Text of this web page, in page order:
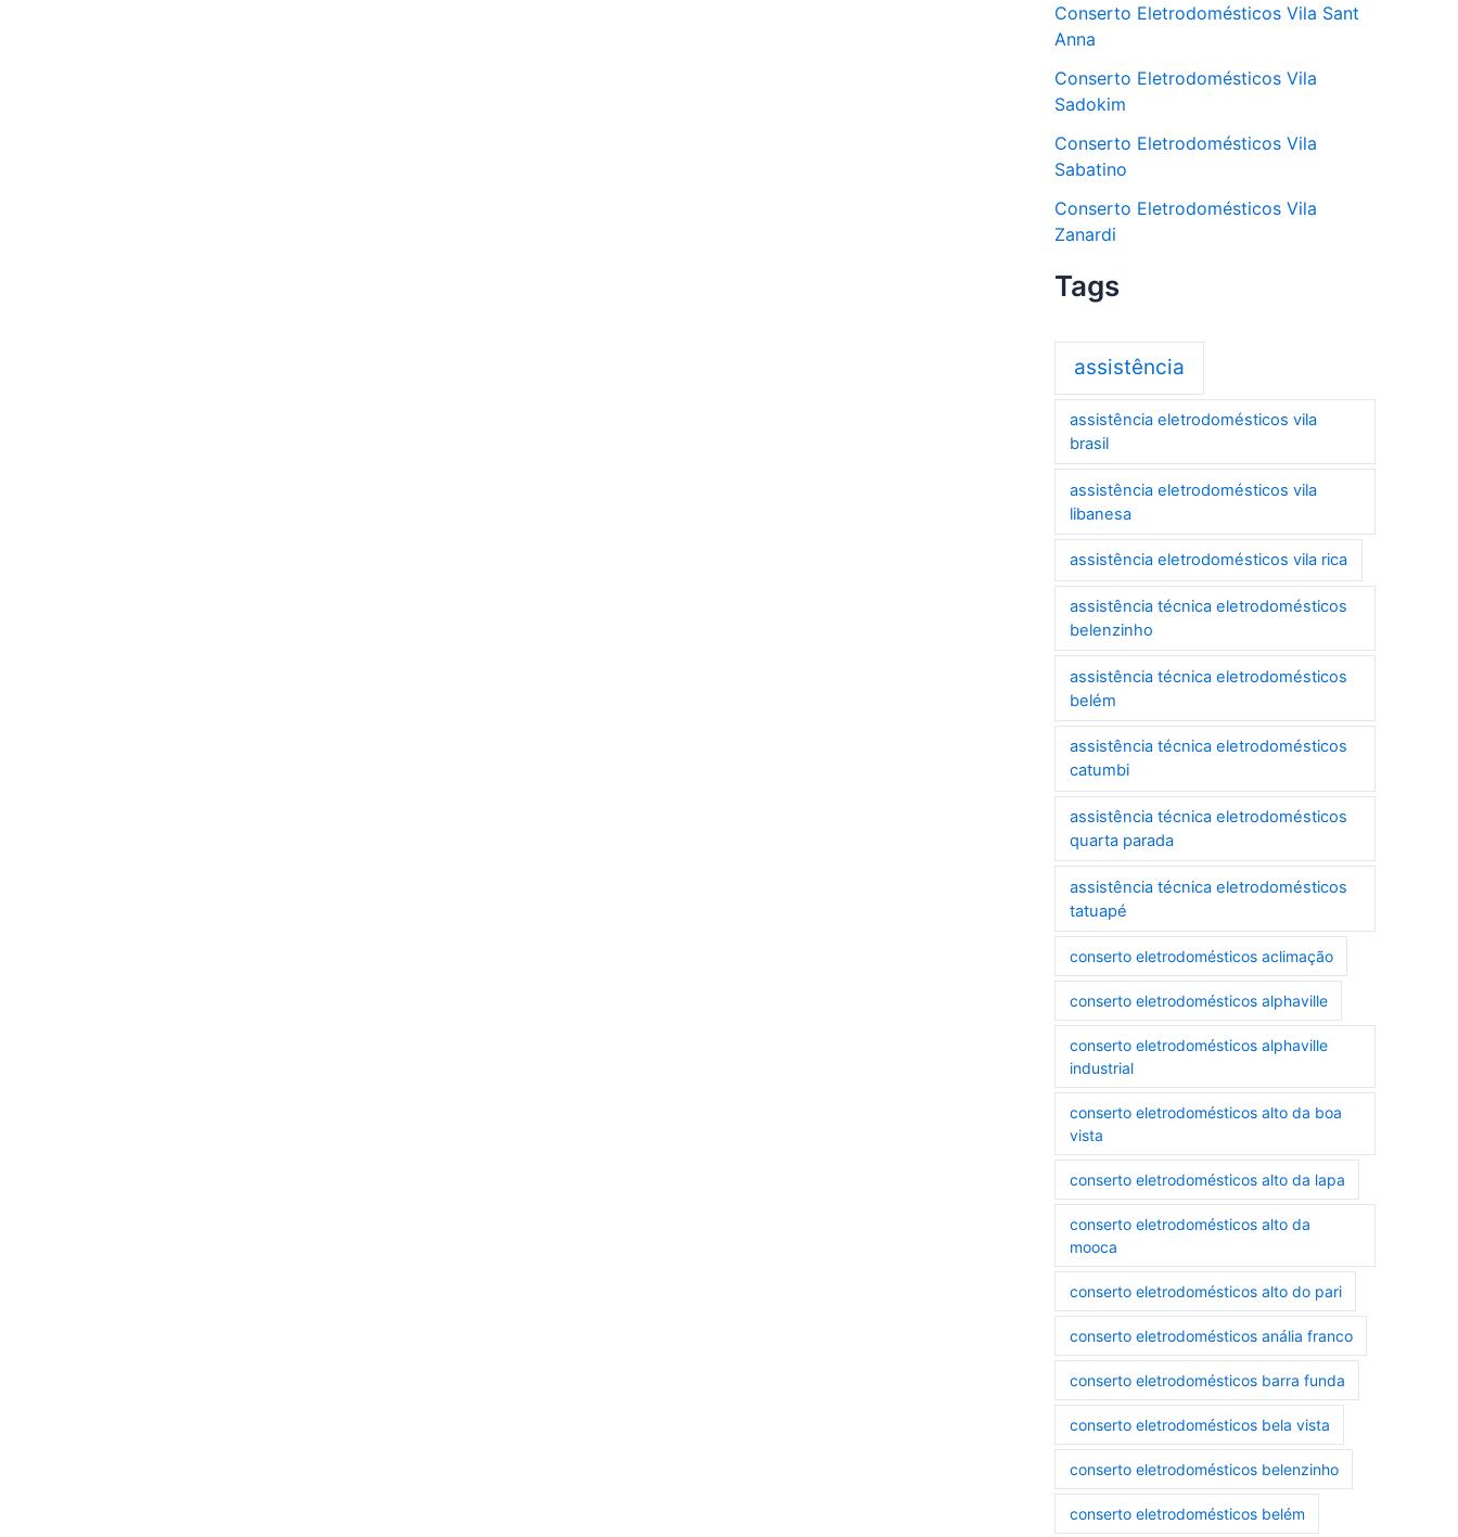
Conserto Eletrodomésticos Vila Sant
Anna
Conserto Eletrodomésticos Vila
Sadokim
Conserto Eletrodomésticos Vila
Sabatino
Conserto Eletrodomésticos Vila
Zanardi
Tags
assistência
assistência eletrodomésticos vila
brasil
assistência eletrodomésticos vila
libanesa
assistência eletrodomésticos vila rica
assistência técnica eletrodomésticos
belenzinho
assistência técnica eletrodomésticos
belém
assistência técnica eletrodomésticos
catumbi
assistência técnica eletrodomésticos
quarta parada
assistência técnica eletrodomésticos
tatuapé
conserto eletrodomésticos aclimação
conserto eletrodomésticos alphaville
conserto eletrodomésticos alphaville
industrial
conserto eletrodomésticos alto da boa
vista
conserto eletrodomésticos alto da lapa
conserto eletrodomésticos alto da
mooca
conserto eletrodomésticos alto do pari
conserto eletrodomésticos anália franco
conserto eletrodomésticos barra funda
conserto eletrodomésticos bela vista
conserto eletrodomésticos belenzinho
conserto eletrodomésticos belém